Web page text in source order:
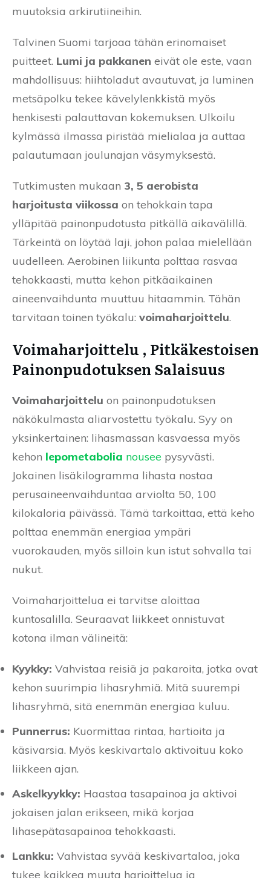
muutoksia arkirutiineihin.
Talvinen Suomi tarjoaa tähän erinomaiset
puitteet. Lumi ja pakkanen eivät ole este, vaan
mahdollisuus: hiihtoladut avautuvat, ja luminen
metsäpolku tekee kävelylenkkistä myös
henkisesti palauttavan kokemuksen. Ulkoilu
kylmässä ilmassa piristää mielialaa ja auttaa
palautumaan joulunajan väsymyksestä.
Tutkimusten mukaan 3, 5 aerobista
harjoitusta viikossa on tehokkain tapa
ylläpitää painonpudotusta pitkällä aikavälillä.
Tärkeintä on löytää laji, johon palaa mielellään
uudelleen. Aerobinen liikunta polttaa rasvaa
tehokkaasti, mutta kehon pitkäaikainen
aineenvaihdunta muuttuu hitaammin. Tähän
tarvitaan toinen työkalu: voimaharjoittelu.
Voimaharjoittelu , Pitkäkestoisen
Painonpudotuksen Salaisuus
Voimaharjoittelu on painonpudotuksen
näkökulmasta aliarvostettu työkalu. Syy on
yksinkertainen: lihasmassan kasvaessa myös
kehon lepometabolia nousee pysyvästi.
Jokainen lisäkilogramma lihasta nostaa
perusaineenvaihduntaa arviolta 50, 100
kilokaloria päivässä. Tämä tarkoittaa, että keho
polttaa enemmän energiaa ympäri
vuorokauden, myös silloin kun istut sohvalla tai
nukut.
Voimaharjoittelua ei tarvitse aloittaa
kuntosalilla. Seuraavat liikkeet onnistuvat
kotona ilman välineitä:
Kyykky: Vahvistaa reisiä ja pakaroita, jotka ovat
kehon suurimpia lihasryhmiä. Mitä suurempi
lihasryhmä, sitä enemmän energiaa kuluu.
Punnerrus: Kuormittaa rintaa, hartioita ja
käsivarsia. Myös keskivartalo aktivoituu koko
liikkeen ajan.
Askelkyykky: Haastaa tasapainoa ja aktivoi
jokaisen jalan erikseen, mikä korjaa
lihasepätasapainoa tehokkaasti.
Lankku: Vahvistaa syvää keskivartaloa, joka
tukee kaikkea muuta harjoittelua ja